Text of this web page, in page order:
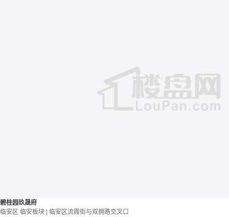
碧桂园玖晟府
临安区 临安板块 | 临安区流霞街与双拥路交叉口